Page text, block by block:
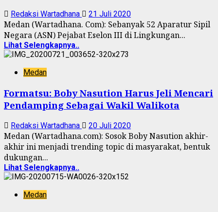
Redaksi Wartadhana 21 Juli 2020
Medan (Wartadhana. Com): Sebanyak 52 Aparatur Sipil
Negara (ASN) Pejabat Eselon III di Lingkungan...
Lihat Selengkapnya..
Medan
Formatsu: Boby Nasution Harus Jeli Mencari
Pendamping Sebagai Wakil Walikota
Redaksi Wartadhana 20 Juli 2020
Medan (Wartadhana.com): Sosok Boby Nasution akhir-
akhir ini menjadi trending topic di masyarakat, bentuk
dukungan...
Lihat Selengkapnya..
Medan